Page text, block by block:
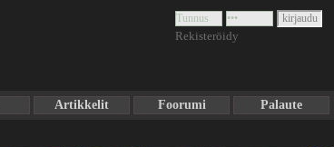
Rekisteröidy
Artikkelit Foorumi Palaute